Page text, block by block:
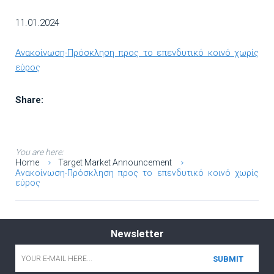
11.01.2024
Ανακοίνωση-Πρόσκληση προς το επενδυτικό κοινό χωρίς
εύρος
Share:
You are here:
Home
Target Market Announcement
Ανακοίνωση-Πρόσκληση προς το επενδυτικό κοινό χωρίς
εύρος
Newsletter